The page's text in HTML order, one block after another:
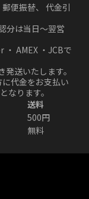
便振替、 代金引
分は当日～翌営
・ AMEX ・JCBで
送いたします。
代金をお支払い
なります。
送料
500円
無料